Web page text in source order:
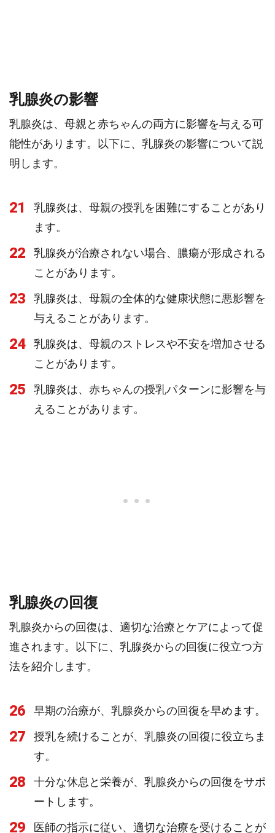
乳腺炎の影響
乳腺炎は、母親と赤ちゃんの両方に影響を与える可
能性があります。以下に、乳腺炎の影響について説
明します。
21
乳腺炎は、母親の授乳を困難にすることがあり
ます。
22
乳腺炎が治療されない場合、膿瘍が形成される
ことがあります。
23
乳腺炎は、母親の全体的な健康状態に悪影響を
与えることがあります。
24
乳腺炎は、母親のストレスや不安を増加させる
ことがあります。
25
乳腺炎は、赤ちゃんの授乳パターンに影響を与
えることがあります。
乳腺炎の回復
乳腺炎からの回復は、適切な治療とケアによって促
進されます。以下に、乳腺炎からの回復に役立つ方
法を紹介します。
26 早期の治療が、乳腺炎からの回復を早めます。
27
授乳を続けることが、乳腺炎の回復に役立ちま
す。
28
十分な休息と栄養が、乳腺炎からの回復をサポ
ートします。
29 医師の指示に従い、適切な治療を受けることが